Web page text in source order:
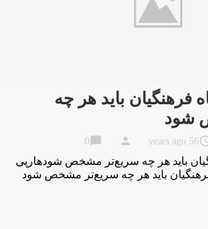
فرهنگیان باید هر چه
شود
56 years ago
person
chat_bubble
باید هر چه سریع‌تر مشخص شودهارپی
باید هر چه سریع‌تر مشخص شود